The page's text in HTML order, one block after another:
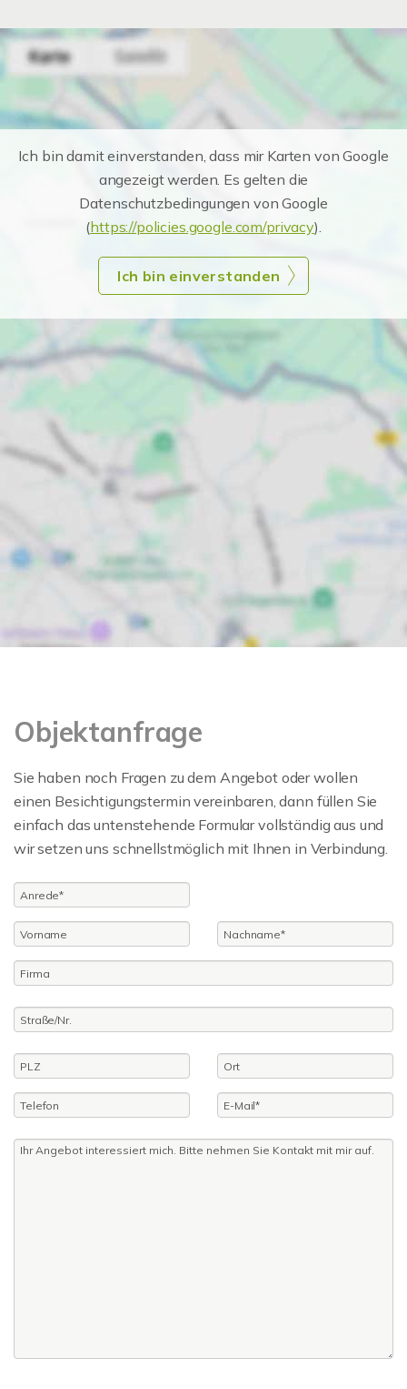
Ich bin damit einverstanden, dass mir Karten von Google
angezeigt werden. Es gelten die
Datenschutzbedingungen von Google
(https://policies.google.com/privacy).
Ich bin einverstanden
Objektanfrage
Sie haben noch Fragen zu dem Angebot oder wollen
einen Besichtigungstermin vereinbaren, dann füllen Sie
einfach das untenstehende Formular vollständig aus und
wir setzen uns schnellstmöglich mit Ihnen in Verbindung.